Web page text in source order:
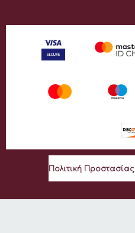
Πολιτική Προστασίας